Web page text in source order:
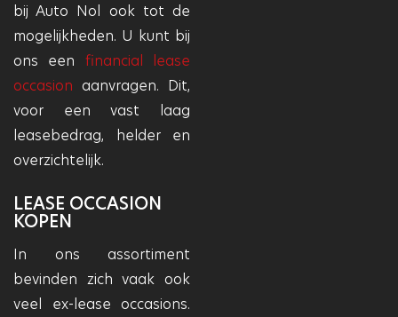
bij Auto Nol ook tot de
mogelijkheden. U kunt bij
ons een financial lease
occasion aanvragen. Dit,
voor een vast laag
leasebedrag, helder en
overzichtelijk.
LEASE OCCASION
KOPEN
In ons assortiment
bevinden zich vaak ook
veel ex-lease occasions.